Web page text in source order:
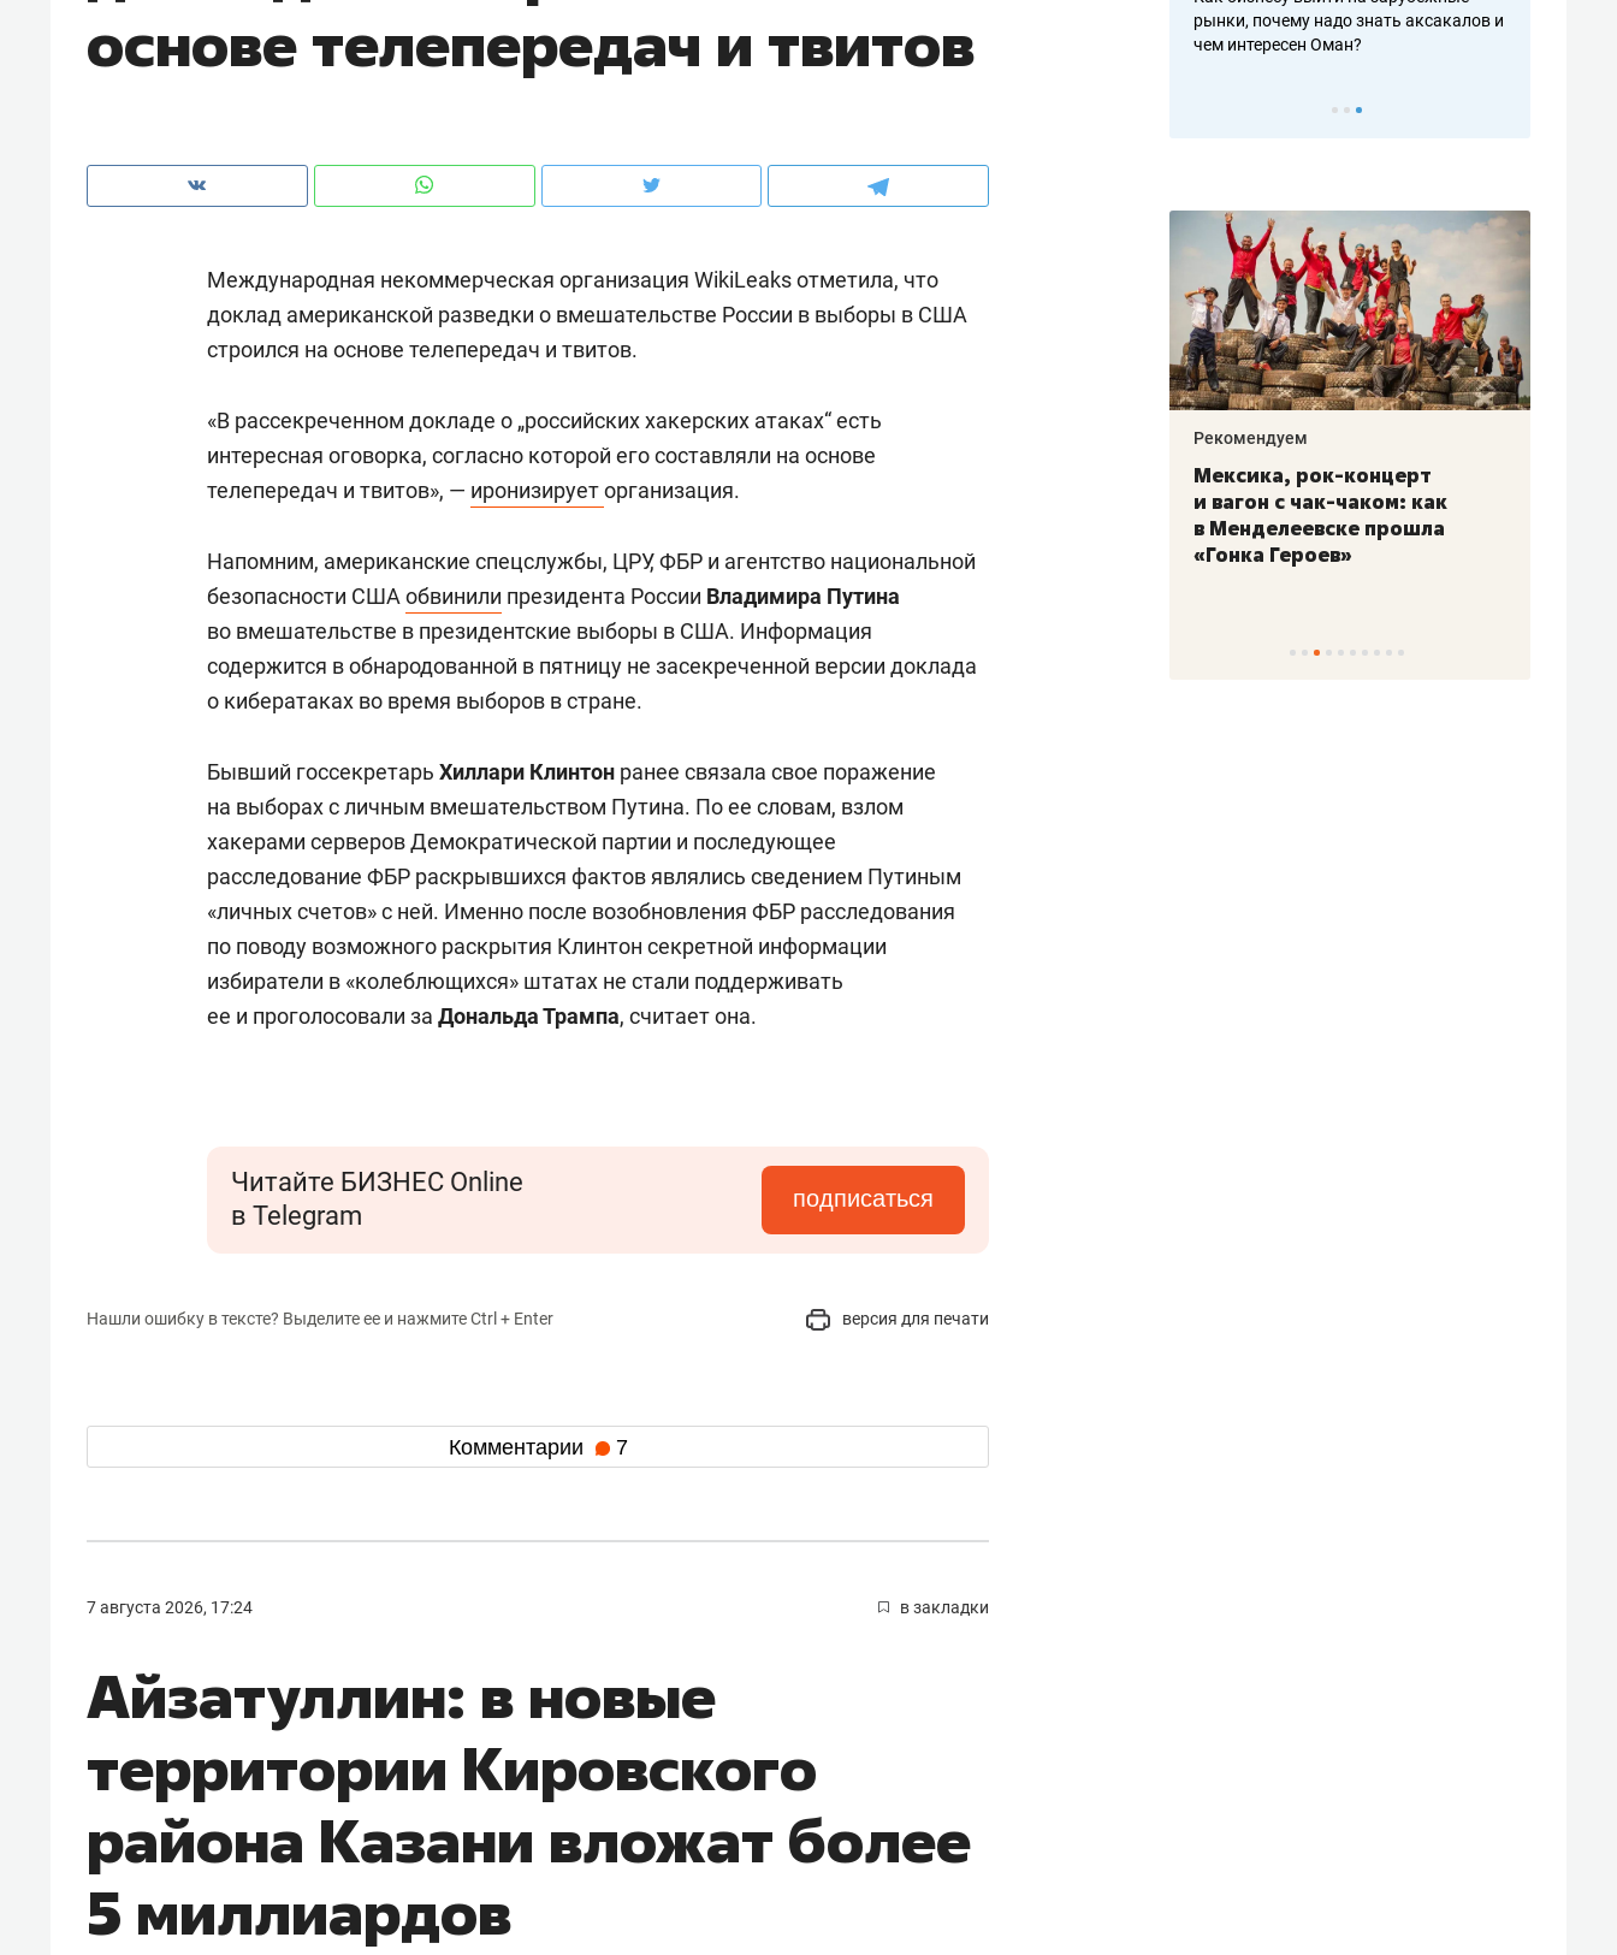
основе телепередач и твитов
Международная некоммерческая организация WikiLeaks отметила, что
доклад американской разведки о вмешательстве России в выборы в США
строился на основе телепередач и твитов.
«В рассекреченном докладе о „российских хакерских атаках“ есть
интересная оговорка, согласно которой его составляли на основе
телепередач и твитов», — иронизируеторганизация.
Напомним, американские спецслужбы, ЦРУ, ФБР и агентство национальной
безопасности США обвинили президента России Владимира Путина
во вмешательстве в президентские выборы в США. Информация
содержится в обнародованной в пятницу не засекреченной версии доклада
о кибератаках во время выборов в стране.
Бывший госсекретарь Хиллари Клинтон ранее связала свое поражение
на выборах с личным вмешательством Путина. По ее словам, взлом
хакерами серверов Демократической партии и последующее
расследование ФБР раскрывшихся фактов являлись сведением Путиным
«личных счетов» с ней. Именно после возобновления ФБР расследования
по поводу возможного раскрытия Клинтон секретной информации
избиратели в «колеблющихся» штатах не стали поддерживать
ее и проголосовали за Дональда Трампа, считает она.
Читайте БИЗНЕС Online
в Telegram
подписаться
Нашли ошибку в тексте? Выделите ее и нажмите Ctrl + Enter версия для печати
Комментарии 7
7 августа 2026, 17:24 в закладки
Айзатуллин: в новые
территории Кировского
района Казани вложат более
5 миллиардов
чем интересен Оман?
клиентах и чудных запросах мастеров
налогах и развитии без кредитов
рынки, почему надо знать аксакалов и
чем интересен Оман?
Как ГК «МИР ГРУПП» и ВТБ
создают оазис жилого
Рекомендуем
150 камер до квартиры и Face
ID вместо ключа: какой будет
состоянием как основа
антихрупких команд
Рекомендуем
Мексика, рок-концерт
и вагон с чак-чаком: как
в Менделеевске прошла
«Гонка Героев»